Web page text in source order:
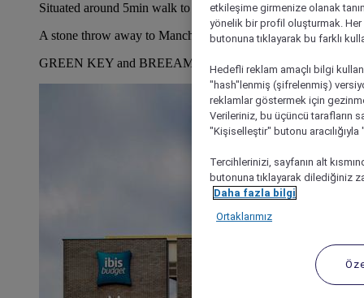
Situated around 5min walk to the Palace theatre
A stone throw away to Manchester University
GREEN KEY and BREEAM Certifications
etkileşime girmenize olanak
yönelik bir profil oluşturmak.
butonuna tıklayarak bu farklı
Hedefli reklam amaçlı bilgi
"hash"lenmiş (şifrelenmiş)
reklamlar göstermek için
Verileriniz, bu üçüncü tarafların
"Kişiselleştir" butonu
Tercihlerinizi, sayfanın alt
butonuna tıklayarak dilediğiniz
Daha fazla bilgi
Ortaklarımız